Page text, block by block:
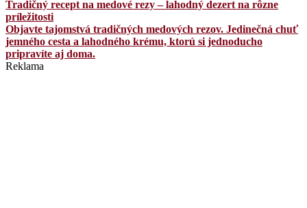
Tradičný recept na medové rezy – lahodný dezert na rôzne
príležitosti
Objavte tajomstvá tradičných medových rezov. Jedinečná chuť
jemného cesta a lahodného krému, ktorú si jednoducho
pripravíte aj doma.
Reklama